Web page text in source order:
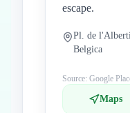
escape.
Pl. de
Belgica
Source: Google
Maps